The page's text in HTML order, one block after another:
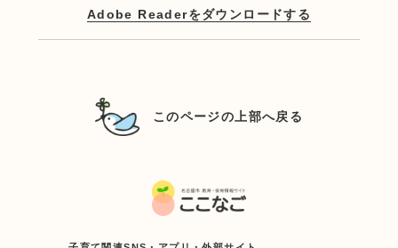
Adobe Readerをダウンロードする
このページの上部へ戻る